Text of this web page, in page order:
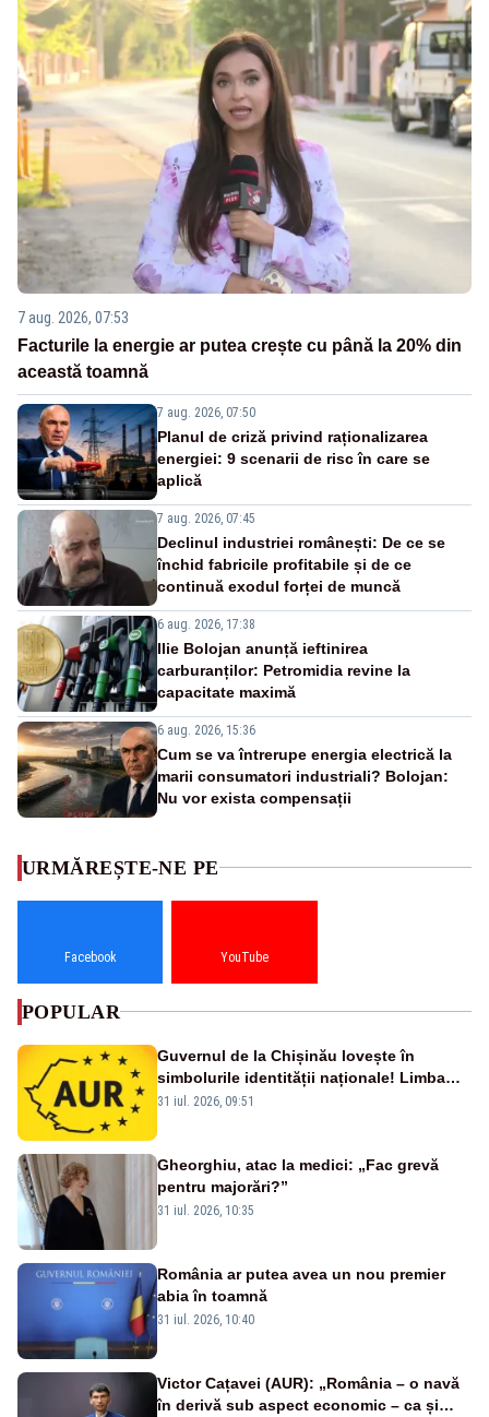
7 aug. 2026, 07:53
Facturile la energie ar putea crește cu până la 20% din
această toamnă
7 aug. 2026, 07:50
Planul de criză privind raționalizarea
energiei: 9 scenarii de risc în care se
aplică
7 aug. 2026, 07:45
Declinul industriei românești: De ce se
închid fabricile profitabile și de ce
continuă exodul forței de muncă
6 aug. 2026, 17:38
Ilie Bolojan anunță ieftinirea
carburanților: Petromidia revine la
capacitate maximă
6 aug. 2026, 15:36
Cum se va întrerupe energia electrică la
marii consumatori industriali? Bolojan:
Nu vor exista compensații
URMĂREȘTE-NE PE
Facebook YouTube
POPULAR
Guvernul de la Chișinău lovește în
simbolurile identității naționale! Limba
română nu se economisește! Limba
31 iul. 2026, 09:51
Gheorghiu, atac la medici: „Fac grevă
pentru majorări?”
31 iul. 2026, 10:35
România ar putea avea un nou premier
abia în toamnă
31 iul. 2026, 10:40
Victor Cațavei (AUR): „România – o navă
în derivă sub aspect economic – ca și